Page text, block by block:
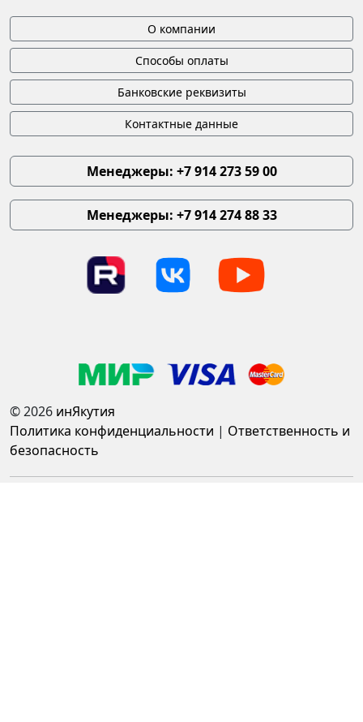
О компании
Способы оплаты
Банковские реквизиты
Контактные данные
Менеджеры: +7 914 273 59 00
Менеджеры: +7 914 274 88 33
© 2026 инЯкутия
Политика конфиденциальности | Ответственность и
безопасность